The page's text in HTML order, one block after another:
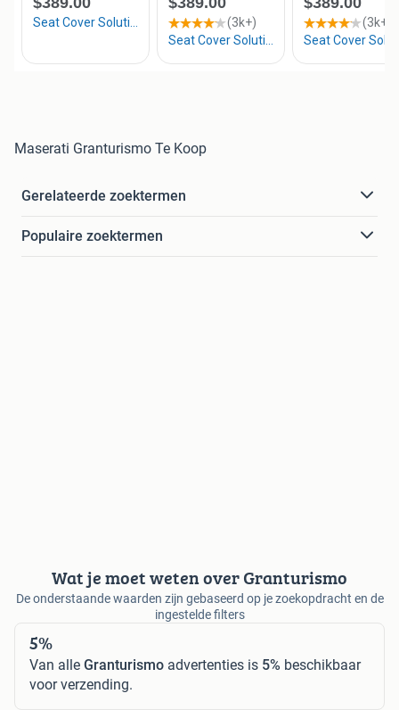
Maserati Granturismo Te Koop
Gerelateerde zoektermen
Populaire zoektermen
Wat je moet weten over Granturismo
De onderstaande waarden zijn gebaseerd op je zoekopdracht en de
ingestelde filters
5%
Van alle Granturismo advertenties is 5% beschikbaar
voor verzending.